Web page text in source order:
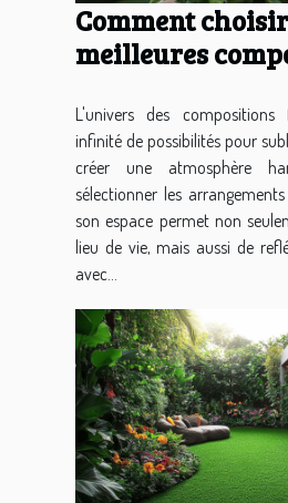
Comment
meilleures
intérieur ?
L'univers des
infinité de possibilités pour
créer une atmosphère
sélectionner les
son espace permet non
lieu de vie, mais aussi de
avec...